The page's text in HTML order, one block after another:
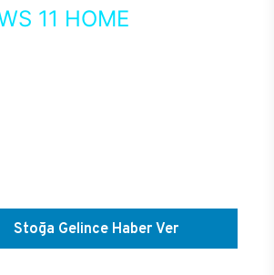
11 HOME
Stoğa Gelince Haber Ver